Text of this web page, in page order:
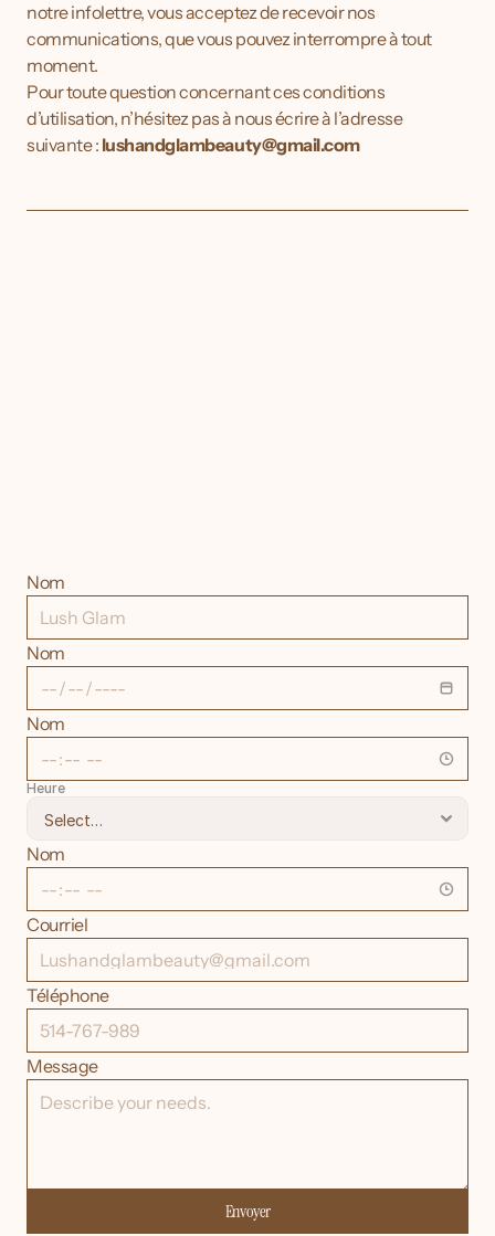
notre infolettre, vous acceptez de recevoir nos
communications, que vous pouvez interrompre à tout
moment.
Pour toute question concernant ces conditions
d’utilisation, n’hésitez pas à nous écrire à l’adresse
suivante : lushandglambeauty@gmail.com
Contactez-nousdèsmaintenant
Nom
Nom
Nom
Heure
Nom
Courriel
Téléphone
Message
Envoyer